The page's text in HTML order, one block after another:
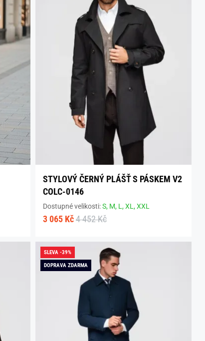
STYLOVÝ ČERNÝ PLÁŠŤ S PÁSKEM V2
COLC-0146
Dostupné velikosti:S, M, L,XL,XXL
3 065 Kč 4 452 Kč
SLEVA -39%
DOPRAVA ZDARMA